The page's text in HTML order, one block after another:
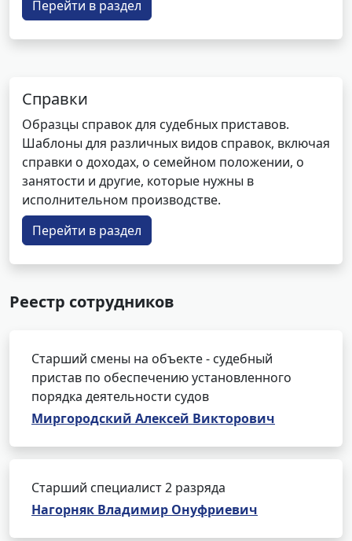
Перейти в раздел
Справки
Образцы справок для судебных приставов.
Шаблоны для различных видов справок, включая
справки о доходах, о семейном положении, о
занятости и другие, которые нужны в
исполнительном производстве.
Перейти в раздел
Реестр сотрудников
Старший смены на объекте - судебный
пристав по обеспечению установленного
порядка деятельности судов
Миргородский Алексей Викторович
Старший специалист 2 разряда
Нагорняк Владимир Онуфриевич